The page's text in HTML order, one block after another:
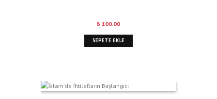
₺ 100.00
SEPETE EKLE